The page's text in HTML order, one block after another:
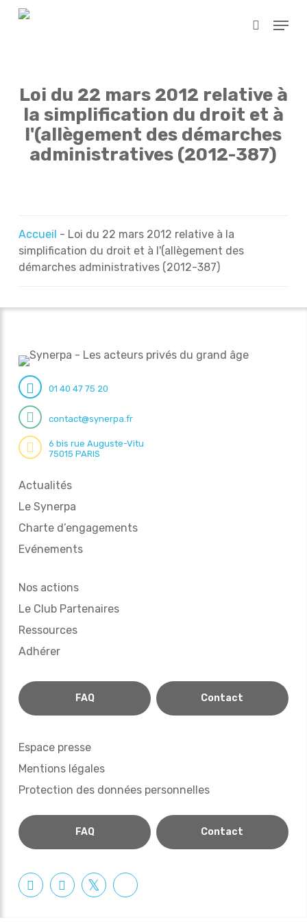
Skip
search
Menu
Loi du 22 mars 2012 relative à
la simplification du droit et à
l'(allègement des démarches
administratives (2012-387)
Accueil - Loi du 22 mars 2012 relative à la
simplification du droit et à l'(allègement des
démarches administratives (2012-387)
01 40 47 75 20
contact@synerpa.fr
6 bis rue Auguste-Vitu
75015 PARIS
Actualités
Le Synerpa
Charte d’engagements
Evénements
Nos actions
Le Club Partenaires
Ressources
Adhérer
FAQ Contact
Espace presse
Mentions légales
Protection des données personnelles
FAQ Contact